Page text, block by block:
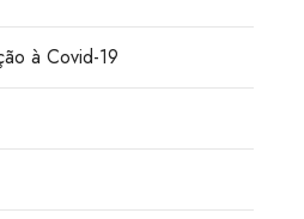
à Covid-19